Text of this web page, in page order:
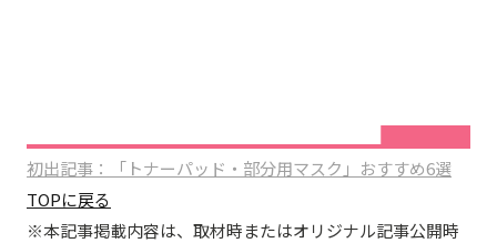
初出記事：「トナーパッド・部分用マスク」おすすめ6選
TOPに戻る
※本記事掲載内容は、取材時またはオリジナル記事公開時